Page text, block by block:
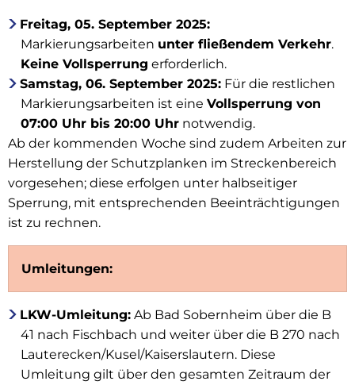
Freitag, 05. September 2025:
Markierungsarbeiten unter fließendem Verkehr.
Keine Vollsperrung erforderlich.
Samstag, 06. September 2025: Für die restlichen
Markierungsarbeiten ist eine Vollsperrung von
07:00 Uhr bis 20:00 Uhr notwendig.
Ab der kommenden Woche sind zudem Arbeiten zur
Herstellung der Schutzplanken im Streckenbereich
vorgesehen; diese erfolgen unter halbseitiger
Sperrung, mit entsprechenden Beeinträchtigungen
ist zu rechnen.
Umleitungen:
LKW-Umleitung: Ab Bad Sobernheim über die B
41 nach Fischbach und weiter über die B 270 nach
Lauterecken/Kusel/Kaiserslautern. Diese
Umleitung gilt über den gesamten Zeitraum der